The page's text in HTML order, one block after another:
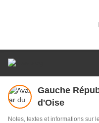
Gauche
d'Oise
Notes, textes et informations sur